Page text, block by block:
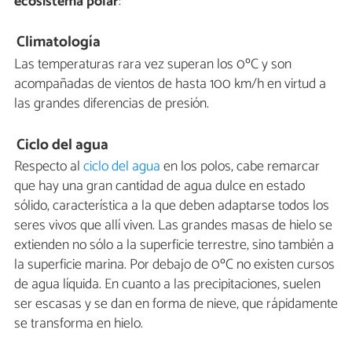
Climatología
Las temperaturas rara vez superan los 0ºC y son
acompañadas de vientos de hasta 100 km/h en virtud a
las grandes diferencias de presión.
Ciclo del agua
Respecto alciclo del aguaen los polos, cabe remarcar
que hay una gran cantidad de agua dulce en estado
sólido, característica a la que deben adaptarse todos los
seres vivos que allí viven. Las grandes masas de hielo se
extienden no sólo a la superficie terrestre, sino también a
la superficie marina. Por debajo de 0ºC no existen cursos
de agua líquida. En cuanto a las precipitaciones, suelen
ser escasas y se dan en forma de nieve, que rápidamente
se transforma en hielo.